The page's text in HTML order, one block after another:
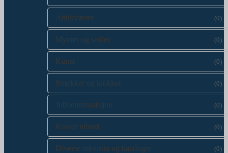
Antikviteter (0)
Mynter og sedler (0)
Kunst (0)
Smykker og klokker (0)
Jubileumsauksjon (0)
Kasser utland (0)
Diverse rekvisita og kataloger (0)